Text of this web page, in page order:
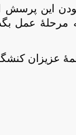
این پرسش
مرحلۀ عمل
عزیزان